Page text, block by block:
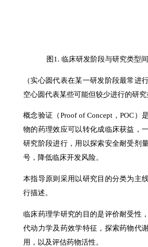
图1. 临床研发阶段与研究类型
（实心圆代表在某一研发阶段最常进
空心圆代表某些可能但较少进行的研究
概念验证（Proof of Concept，POC）
物的药理效应可以转化成临床获益，
研究阶段进行，用以探索安全耐受剂
号，降低临床开发风险。
本指导原则采用以研究目的分类为主
行描述。
临床药理学研究的目的是评价耐受性
代动力学及药效学特征，探索药物代
用，以及评估药物活性。